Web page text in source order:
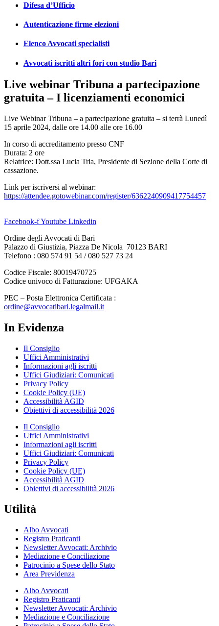
Difesa d’Ufficio
Autenticazione firme elezioni
Elenco Avvocati specialisti
Avvocati iscritti altri fori con studio Bari
Live webinar Tribuna a partecipazione
gratuita – I licenziamenti economici
Live Webinar Tribuna – a partecipazione gratuita – si terrà Lunedì
15 aprile 2024, dalle ore 14.00 alle ore 16.00
In corso di accreditamento presso CNF
Durata: 2 ore
Relatrice: Dott.ssa Lucia Tria, Presidente di Sezione della Corte di
cassazione.
Link per iscriversi al webinar:
https://attendee.gotowebinar.com/register/6362240909417754457
Facebook-fYoutube Linkedin
Ordine degli Avvocati di Bari
Palazzo di Giustizia, Piazza De Nicola 70123 BARI
Telefono : 080 574 91 54 / 080 527 73 24
Codice Fiscale: 80019470725
Codice univoco di Fatturazione: UFGAKA
PEC – Posta Elettronica Certificata :
ordine@avvocatibari.legalmail.it
In Evidenza
Il Consiglio
Uffici Amministrativi
Informazioni agli iscritti
Uffici Giudiziari: Comunicati
Privacy Policy
Cookie Policy (UE)
Accessibilità AGID
Obiettivi di accessibilità 2026
Il Consiglio
Uffici Amministrativi
Informazioni agli iscritti
Uffici Giudiziari: Comunicati
Privacy Policy
Cookie Policy (UE)
Accessibilità AGID
Obiettivi di accessibilità 2026
Utilità
Albo Avvocati
Registro Praticanti
Newsletter Avvocati: Archivio
Mediazione e Conciliazione
Patrocinio a Spese dello Stato
Area Previdenza
Albo Avvocati
Registro Praticanti
Newsletter Avvocati: Archivio
Mediazione e Conciliazione